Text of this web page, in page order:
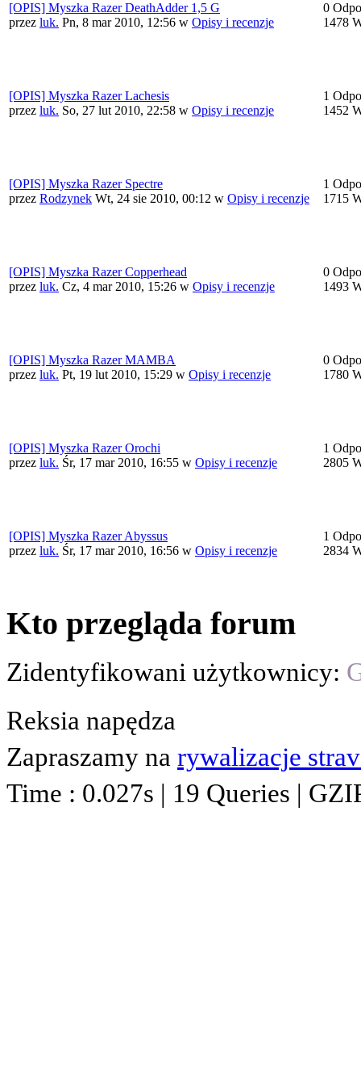
[OPIS] Myszka Razer DeathAdder 1,5 G
przez luk. Pn, 8 mar 2010, 12:56 w Opisy i recenzje
0
1478
[OPIS] Myszka Razer Lachesis
przez luk. So, 27 lut 2010, 22:58 w Opisy i recenzje
1
1452
[OPIS] Myszka Razer Spectre
przez Rodzynek Wt, 24 sie 2010, 00:12 w Opisy i recenzje
1
1715
[OPIS] Myszka Razer Copperhead
przez luk. Cz, 4 mar 2010, 15:26 w Opisy i recenzje
0
1493
[OPIS] Myszka Razer MAMBA
przez luk. Pt, 19 lut 2010, 15:29 w Opisy i recenzje
0
1780
[OPIS] Myszka Razer Orochi
przez luk. Śr, 17 mar 2010, 16:55 w Opisy i recenzje
1
2805
[OPIS] Myszka Razer Abyssus
przez luk. Śr, 17 mar 2010, 16:56 w Opisy i recenzje
1
2834
Kto przegląda forum
Zidentyfikowani użytkownicy:
Reksia napędza
Zapraszamy na rywalizacje
Time : 0.027s | 19 Queries |